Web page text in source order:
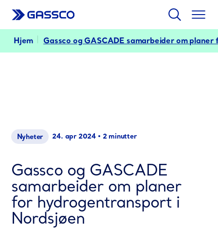
Søk
Hjem Gassco og GASCADE samarbeider om
Nyheter 24. apr 2024 • 2 minutter
Gassco og GASCADE
samarbeider om planer
for hydrogentransport i
Nordsjøen